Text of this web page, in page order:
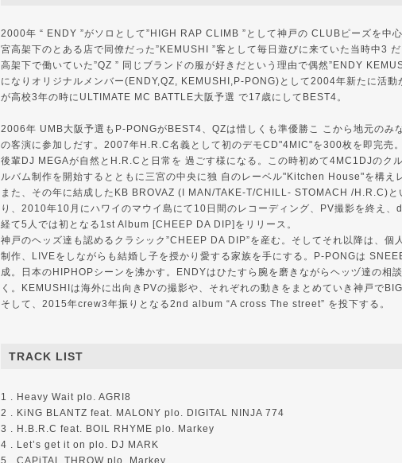
2000年 “ ENDY ”がソロとして”HIGH RAP CLIMB ”として神戸の CLUBピーズを中
宮高架下のとある店で同僚だった”KEMUSHI ”客として毎日遊びに来ていた当時中3
高架下で働いていた”QZ ” 同じブランドの服が好きだという理由で偶然”ENDY
になりオリジナルメンバー(ENDY,QZ, KEMUSHI,P-PONG)として2004年新たに活
が高校3年の時にULTIMATE MC BATTLE大阪予選 で17歳にしてBEST4。
2006年 UMB大阪予選もP-PONGがBEST4、QZは惜しくも準優勝こ こから地元のみ
の客演に参加しだす。2007年H.R.C名義として初のデモCD"4MIC"を300枚を即完売
後輩DJ MEGAが自然とH.R.Cと日常を 過ごす様になる。この時初めて4MC1DJのク
ルバム制作を開始するとともに三宮の中央に独 自のレーベル"Kitchen House"を構え
また、その年に結成したKB BROVAZ (I MAN/TAKE-T/CHILL- STOMACH /H.R.C)と
り、2010年10月にハワイのマウイ島にて10日間のレコーディング、PV撮影を終え
経て5人では初となる1st Album [CHEEP DA DIP]をリリース。
神戸のヘッズ達も認めるクラシック”CHEEP DA DIP”を産む。そしてそれ以降は、個
制作、LIVEをしながらも結婚し子を授かり愛する家族を手にする。P-PONGは
成。日本のHIPHOPシーンを沸かす。ENDYはひたすら腕を磨きながらヘッヅ達の相
く。KEMUSHIは海外に出向きPVの撮影や、それぞれの動きをまとめていき神戸で
そして、2015年crew3年振りとなる2nd album “A cross The street” を投下する。
TRACK LIST
1 . Heavy Wait plo. AGRI8
2 . KiNG BLANTZ feat. MALONY plo. DIGITAL NINJA 774
3 . H.B.R.C feat. BOIL RHYME plo. Markey
4 . Let’s get it on plo. DJ MARK
5 . CAPiTAL THROW plo. Markey